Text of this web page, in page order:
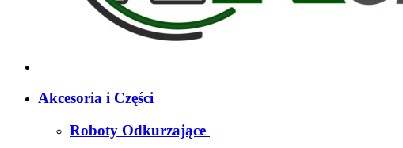
Akcesoria i Części
Roboty Odkurzające